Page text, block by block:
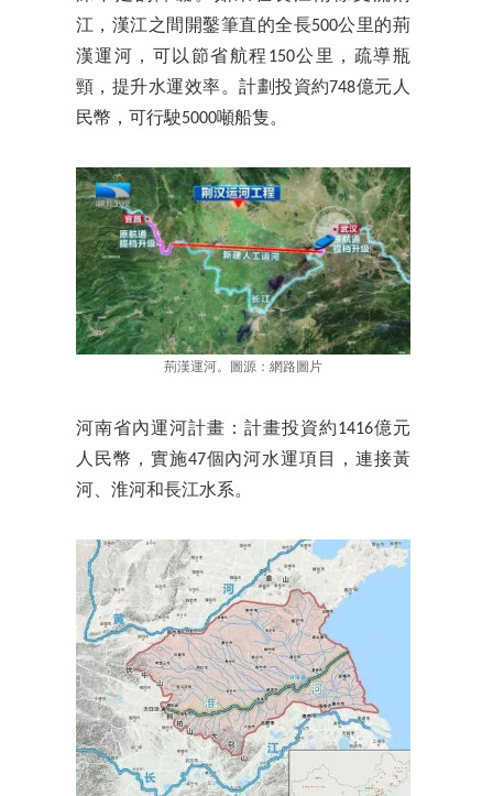
江，漢江之間開鑿筆直的全長500公里的荊
漢運河，可以節省航程150公里，疏導瓶
頸，提升水運效率。計劃投資約748億元人
民幣，可行駛5000噸船隻。
荊漢運河。圖源：網路圖片
河南省內運河計畫：計畫投資約1416億元
人民幣，實施47個內河水運項目，連接黃
河、淮河和長江水系。